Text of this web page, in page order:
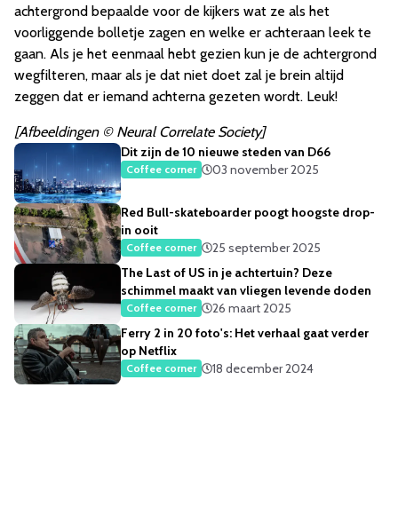
achtergrond bepaalde voor de kijkers wat ze als het
voorliggende bolletje zagen en welke er achteraan leek te
gaan. Als je het eenmaal hebt gezien kun je de achtergrond
wegfilteren, maar als je dat niet doet zal je brein altijd
zeggen dat er iemand achterna gezeten wordt. Leuk!
[Afbeeldingen © Neural Correlate Society]
Dit zijn de 10 nieuwe steden van D66
Coffee corner 03 november 2025
Red Bull-skateboarder poogt hoogste drop-
in ooit
Coffee corner
25 september 2025
The Last of US in je achtertuin? Deze
schimmel maakt van vliegen levende doden
Coffee corner
26 maart 2025
Ferry 2 in 20 foto's: Het verhaal gaat verder
op Netflix
Coffee corner 18 december 2024